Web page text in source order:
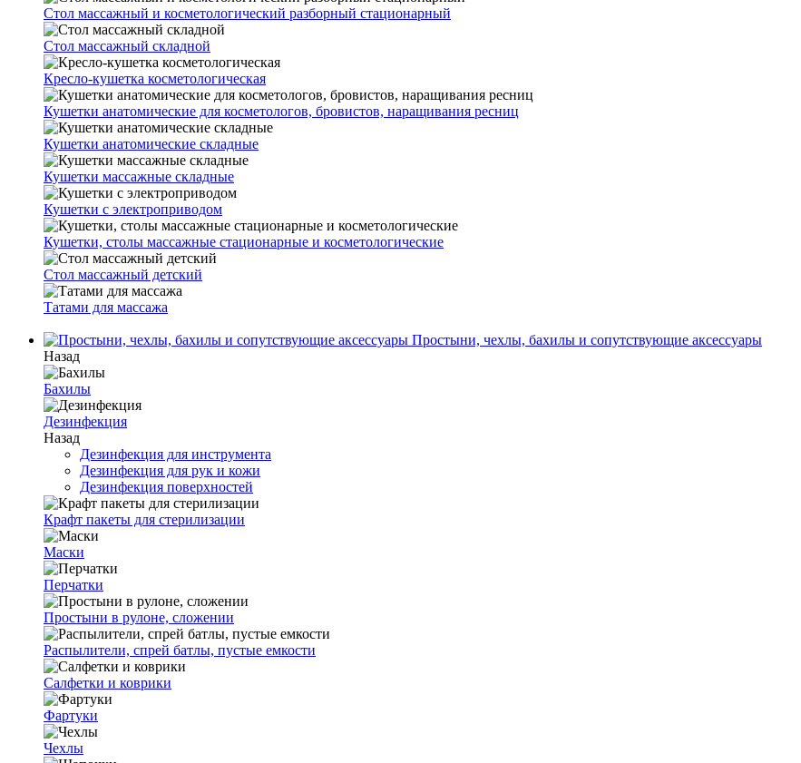
Стол массажный и косметологический разборный стационарный
Стол массажный складной
Кресло-кушетка косметологическая
Кушетки анатомические для косметологов, бровистов, наращивания ресниц
Кушетки анатомические складные
Кушетки массажные складные
Кушетки с электроприводом
Кушетки, столы массажные стационарные и косметологические
Стол массажный детский
Татами для массажа
Простыни, чехлы, бахилы и сопутствующие аксессуары
Назад
Бахилы
Дезинфекция
Назад
Дезинфекция для инструмента
Дезинфекция для рук и кожи
Дезинфекция поверхностей
Крафт пакеты для стерилизации
Маски
Перчатки
Простыни в рулоне, сложении
Распылители, спрей батлы, пустые емкости
Салфетки и коврики
Фартуки
Чехлы